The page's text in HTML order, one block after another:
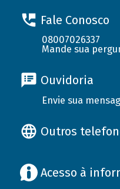
Fale Conosco
08007026337
Mande sua
Ouvidoria
Envie sua
Outros
Acesso à